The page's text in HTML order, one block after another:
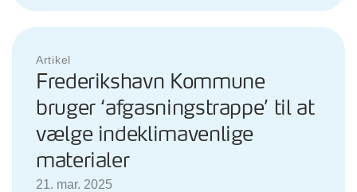
Artikel
Frederikshavn Kommune
bruger ‘afgasningstrappe’ til at
vælge indeklimavenlige
materialer
21. mar. 2025